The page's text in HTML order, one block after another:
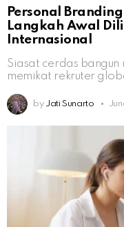
Personal
Langkah Awal
Internasional
Siasat cerdas
memikat rekruter
by Jati Sunarto